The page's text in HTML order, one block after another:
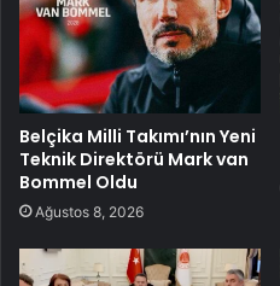
Belçika Milli Takımı’nın Yeni
Teknik Direktörü Mark van
Bommel Oldu
Ağustos 8, 2026